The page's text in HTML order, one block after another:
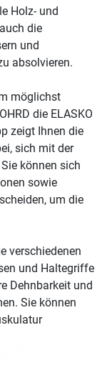
Holz- und
die
und
absolvieren.
möglichst
die ELASKO
zeigt Ihnen die
sich mit der
können sich
sowie
um die
verschiedenen
und Haltegriffe
Dehnbarkeit und
Sie können